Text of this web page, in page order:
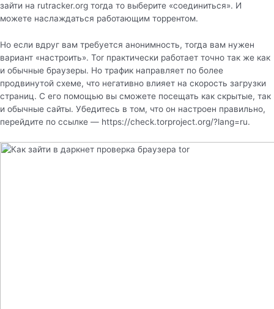
зайти на rutracker.org тогда то выберите «соединиться». И
можете наслаждаться работающим торрентом.
Но если вдруг вам требуется анонимность, тогда вам нужен
вариант «настроить». Tor практически работает точно так же как
и обычные браузеры. Но трафик направляет по более
продвинутой схеме, что негативно влияет на скорость загрузки
страниц. С его помощью вы сможете посещать как скрытые, так
и обычные сайты. Убедитесь в том, что он настроен правильно,
перейдите по ссылке — https://check.torproject.org/?lang=ru.